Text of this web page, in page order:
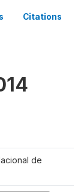
Citations
de